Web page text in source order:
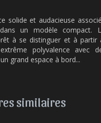
solide et audacieuse
un modèle compact.
à se distinguer et à partir
polyvalence avec
grand espace à bord...
similaires